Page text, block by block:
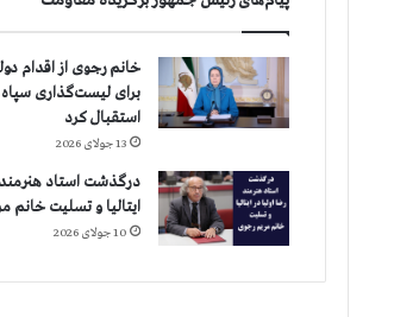
خانم رجوی از اقدام
برای لیست‌گذاری سپاه
استقبال کرد
13 جولای 2026
درگذشت استاد هنرمند
ایتالیا و تسلیت خانم
10 جولای 2026